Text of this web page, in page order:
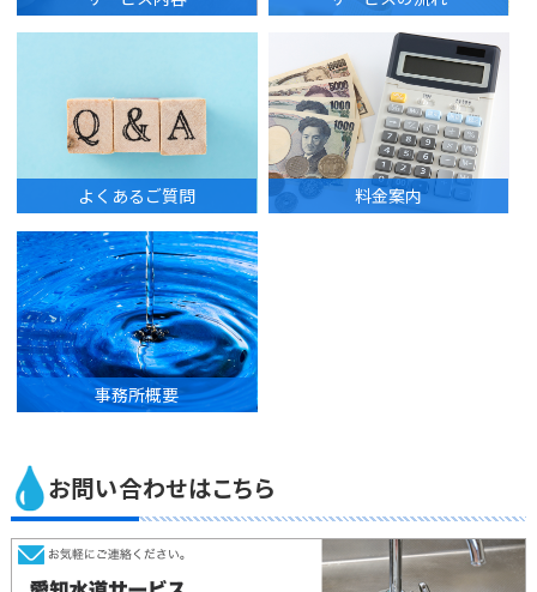
よくあるご質問 料金案内
事務所概要
お問い合わせはこちら